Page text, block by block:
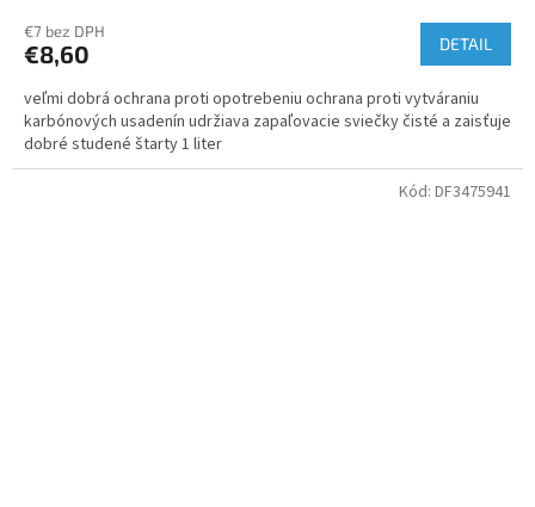
€7 bez DPH
€8,60 DETAIL
veľmi dobrá ochrana proti opotrebeniu ochrana proti vytváraniu
karbónových usadenín udržiava zapaľovacie sviečky čisté a zaisťuje
dobré studené štarty 1 liter
Kód: DF3475941